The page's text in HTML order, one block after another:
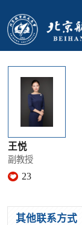
王悦
副教授
23
其他联系方式